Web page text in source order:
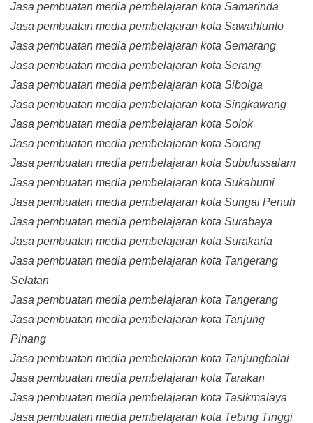
Jasa pembuatan media pembelajaran kota Samarinda
Jasa pembuatan media pembelajaran kota Sawahlunto
Jasa pembuatan media pembelajaran kota Semarang
Jasa pembuatan media pembelajaran kota Serang
Jasa pembuatan media pembelajaran kota Sibolga
Jasa pembuatan media pembelajaran kota Singkawang
Jasa pembuatan media pembelajaran kota Solok
Jasa pembuatan media pembelajaran kota Sorong
Jasa pembuatan media pembelajaran kota Subulussalam
Jasa pembuatan media pembelajaran kota Sukabumi
Jasa pembuatan media pembelajaran kota Sungai Penuh
Jasa pembuatan media pembelajaran kota Surabaya
Jasa pembuatan media pembelajaran kota Surakarta
Jasa pembuatan media pembelajaran kota Tangerang
Selatan
Jasa pembuatan media pembelajaran kota Tangerang
Jasa pembuatan media pembelajaran kota Tanjung
Pinang
Jasa pembuatan media pembelajaran kota Tanjungbalai
Jasa pembuatan media pembelajaran kota Tarakan
Jasa pembuatan media pembelajaran kota Tasikmalaya
Jasa pembuatan media pembelajaran kota Tebing Tinggi